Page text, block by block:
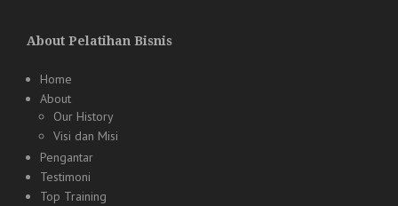
About Pelatihan Bisnis
Home
About
Our History
Visi dan Misi
Pengantar
Testimoni
Top Training